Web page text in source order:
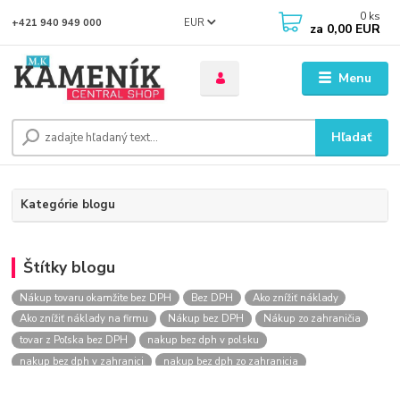
Menu
EUR
Hľadať
+421 940 949 000 0 ks
za 0,00 EUR
Kategórie blogu
Štítky blogu
Nákup tovaru okamžite bez DPH Bez DPH
Ako znížiť náklady
Ako znížiť náklady na firmu
Nákup bez DPH
Nákup zo zahraničia
tovar z Poľska bez DPH
nakup bez dph v polsku
nakup bez dph v zahranici
nakup bez dph zo zahranicia